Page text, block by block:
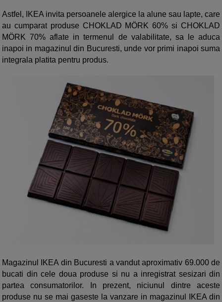
Astfel, IKEA invita persoanele alergice la alune sau lapte, care
au cumparat produse CHOKLAD MÖRK 60% si CHOKLAD
MÖRK 70% aflate in termenul de valabilitate, sa le aduca
inapoi in magazinul din Bucuresti, unde vor primi inapoi suma
integrala platita pentru produs.
Magazinul IKEA din Bucuresti a vandut aproximativ 69.000 de
bucati din cele doua produse si nu a inregistrat sesizari din
partea consumatorilor. In prezent, niciunul dintre aceste
produse nu se mai gaseste la vanzare in magazinul IKEA din